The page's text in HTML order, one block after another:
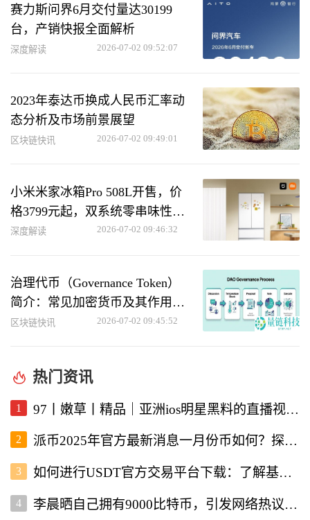
赛力斯问界6月交付量达30199
台，产销快报全面解析
深度解读 2026-07-02 09:52:07
2023年泰达币换成人民币汇率动
态分析及市场前景展望
区块链快讯 2026-07-02 09:49:01
小米米家冰箱Pro 508L开售，价
格3799元起，双系统零串味性能
优异
深度解读 2026-07-02 09:46:32
治理代币（Governance Token）
简介：常见加密货币及其作用解
析
区块链快讯 2026-07-02 09:45:52
热门资讯
1 97丨嫩草丨精品｜亚洲ios明星黑料的直播视频软件深度解析
2 派币2025年官方最新消息一月份币如何？探讨未来发展与行情走势
3 如何进行USDT官方交易平台下载：了解基本流程与注意事项
4 李晨晒自己拥有9000比特币，引发网络热议与投资者关注